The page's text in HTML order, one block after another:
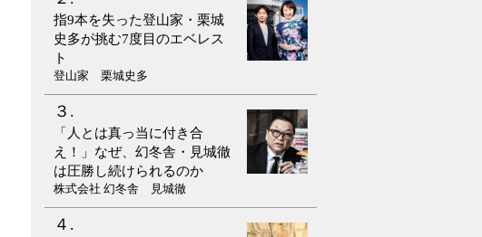
指9本を失った登山家・栗城
史多が挑む7度目のエベレス
ト
登山家 栗城史多
「人とは真っ当に付き合
え！」なぜ、幻冬舎・見城徹
は圧勝し続けられるのか
株式会社 幻冬舎 見城徹